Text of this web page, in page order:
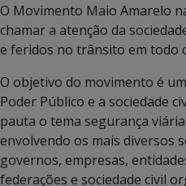
O Movimento Maio Amarelo
chamar a atenção da
e feridos no trânsito em todo
O objetivo do movimento é
Poder Público e a sociedade
pauta o tema segurança
envolvendo os mais diversos
governos, empresas,
federações e sociedade civil